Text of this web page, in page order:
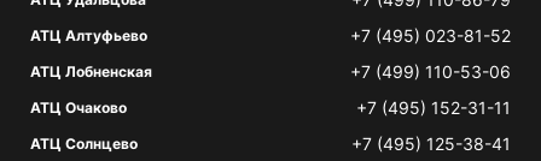
АТЦ Алтуфьево +7 (495) 023-81-52
АТЦ Лобненская +7 (499) 110-53-06
АТЦ Очаково +7 (495) 152-31-11
АТЦ Солнцево +7 (495) 125-38-41